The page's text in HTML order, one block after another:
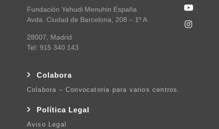
Fundación Yehudi Menuhin España
Avda. Ciudad de Barcelona, 208 – 1º A
28007, Madrid
Tel: 915 340 143
Colabora
Colabora – Convocatoria para varios centros.
Política Legal
Aviso Legal